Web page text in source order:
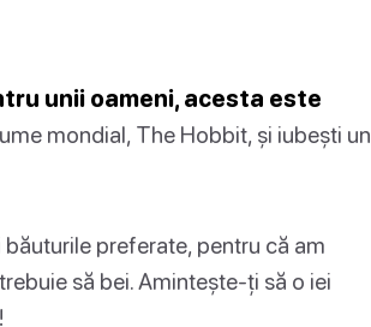
unii oameni, acesta este
mondial, The Hobbit, și iubești un
preferate, pentru că am
să bei. Amintește-ți să o iei